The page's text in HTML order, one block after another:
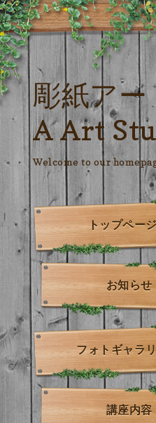
彫紙ア
A Art
Welcome to our
トップペー
お知らせ
フォトギャラ
講座内容